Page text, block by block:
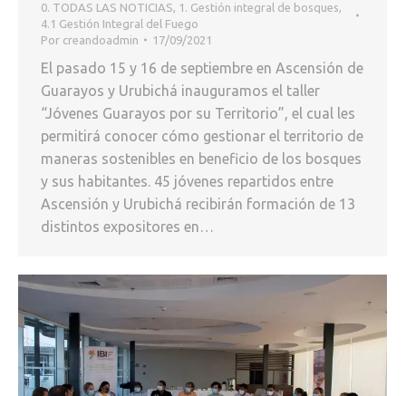
0. TODAS LAS NOTICIAS, 1. Gestión integral de bosques,
4.1 Gestión Integral del Fuego
Por creandoadmin 17/09/2021
El pasado 15 y 16 de septiembre en Ascensión de
Guarayos y Urubichá inauguramos el taller
“Jóvenes Guarayos por su Territorio”, el cual les
permitirá conocer cómo gestionar el territorio de
maneras sostenibles en beneficio de los bosques
y sus habitantes. 45 jóvenes repartidos entre
Ascensión y Urubichá recibirán formación de 13
distintos expositores en…